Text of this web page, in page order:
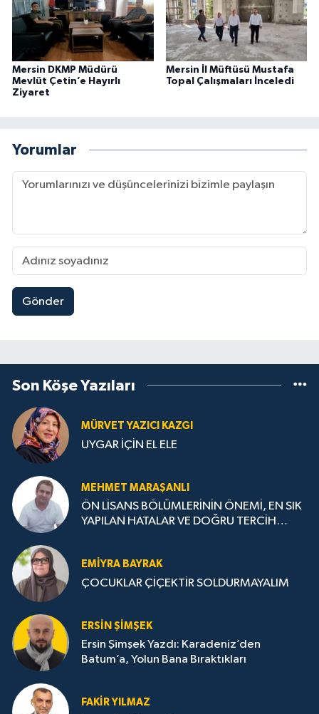
Mersin DKMP Müdürü
Mevlüt Çetin’e Hayırlı
Ziyaret
Mersin İl Müftüsü Mustafa
Topal Çalışmaları İnceledi
Yorumlar
Gönder
Son Köşe Yazıları
MÜRVET YAZICI KAZGI
UYGAR İÇİN EL ELE
MEHMET MARAŞANLI
ÖN LİSANS BÖLÜMLERİNİN ÖNEMİ, EN SIK
YAPILAN HATALAR VE DOĞRU TERCİH
EMIYRA BAYRAK
ÇOCUKLAR ÇİÇEKTİR SOLDURMAYALIM
ERSIN ŞIMŞEK
Ersin Şimşek Yazdı: Karadeniz’den
Batum’a, Yolun Bana Bıraktıkları
FAKIR YILMAZ